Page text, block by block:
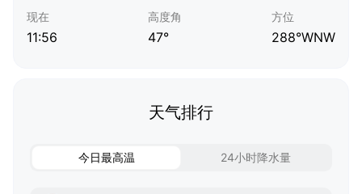
现在
11:56
高度角
47°
方位
288°WNW
天气排行
今日最高温 24小时降水量